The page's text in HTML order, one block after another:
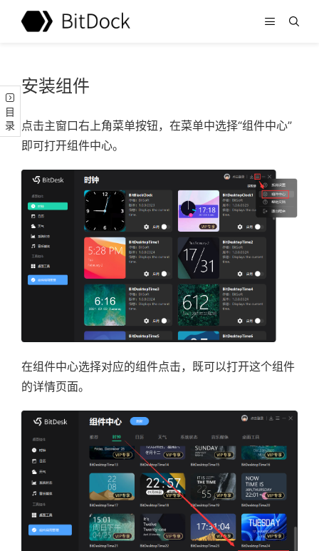
目录
安装组件
点击主窗口右上角菜单按钮，在菜单中选择“组件中心”
即可打开组件中心。
在组件中心选择对应的组件点击，既可以打开这个组件
的详情页面。